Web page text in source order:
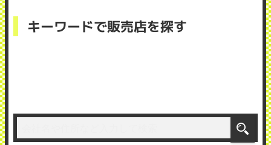
キーワードで販売店を探す